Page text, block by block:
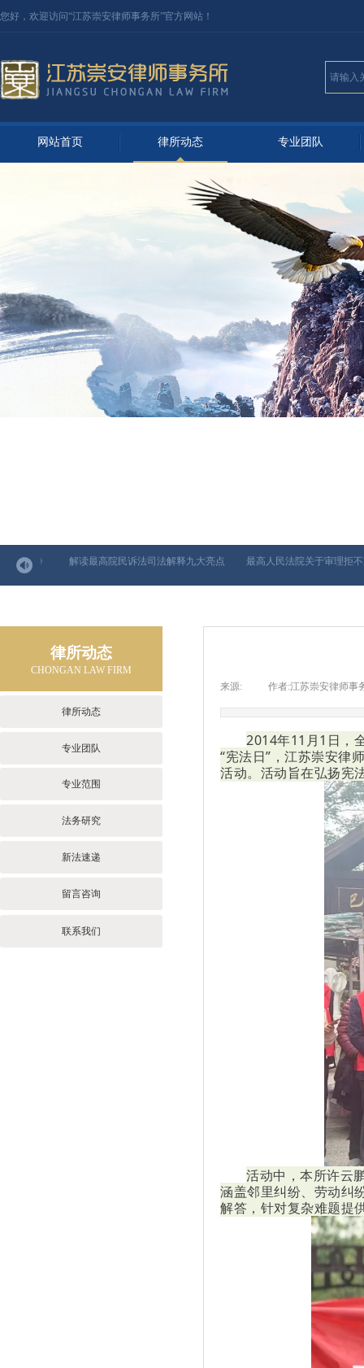
您好，欢迎访问“江苏崇安律师事务所”官方网站！
网站首页 律所动态 专业团队
力法》 解读最高院民诉法司法解释九大亮点 最高人民法院关于审理拒不
来源: 作者:江苏崇安律师事
2014年11月1日，
“宪法日”，江苏崇安律
活动。活动旨在弘扬宪
活动中，本所许云
涵盖邻里纠纷、劳动纠
解答，针对复杂难题提
律所动态
CHONGAN LAW FIRM
律所动态
专业团队
专业范围
法务研究
新法速递
留言咨询
联系我们